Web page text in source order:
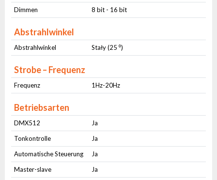
Dimmen 8 bit - 16 bit
Abstrahlwinkel
Abstrahlwinkel Stały (25 ⁰)
Strobe – Frequenz
Frequenz 1Hz-20Hz
Betriebsarten
DMX512
Ja
Tonkontrolle
Ja
Automatische Steuerung
Ja
Master-slave
Ja